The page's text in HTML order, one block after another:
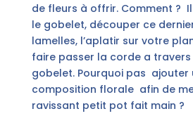
de fleurs à offrir. Comment ?
le gobelet, découper ce
lamelles, l’aplatir sur votre
faire passer la corde a
gobelet. Pourquoi pas ajouter
composition florale afin de
ravissant petit pot fait main ?